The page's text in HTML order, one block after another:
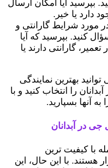
بپرسید آیا امکان ارسال
دارد یا خیر.
شرایط گارانتی و
کنید. بپرسید که آیا
گارانتی دارند یا
بهترین نمایندگی
را انتخاب کنید و با
آنها بسپارید.
جی در آبدانان
با کیفیت ترین
هستند. با این حال، این